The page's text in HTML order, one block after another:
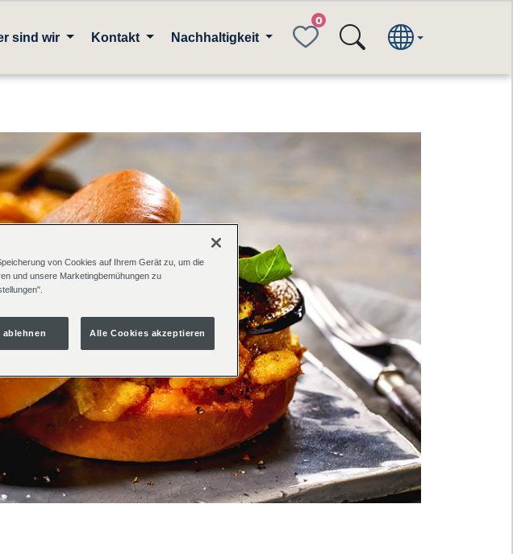
sind wir Kontakt Nachhaltigkeit FAVORITES
von Cookies auf Ihrem Gerät zu, um die
und unsere Marketingbemühungen zu
ablehnen Alle Cookies akzeptieren